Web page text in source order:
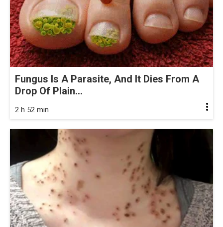
Fungus Is A Parasite, And It Dies From A
Drop Of Plain...
2 h 52 min